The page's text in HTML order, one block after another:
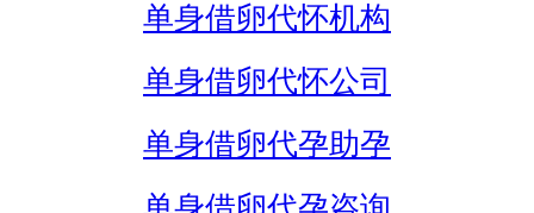
单身借卵代怀机构
单身借卵代怀公司
单身借卵代孕助孕